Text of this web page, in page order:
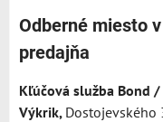
Odberné miesto
predajňa
Kľúčová služba Bond /
Výkrik, Dostojevského